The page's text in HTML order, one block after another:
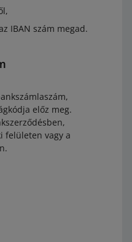
IBAN szám megad.
előz meg.
felületen vagy a